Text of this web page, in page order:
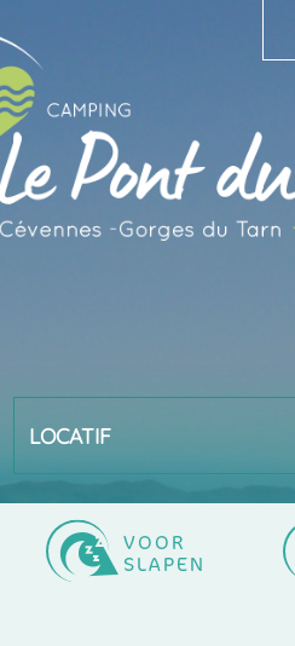
VOOR
SLAPEN